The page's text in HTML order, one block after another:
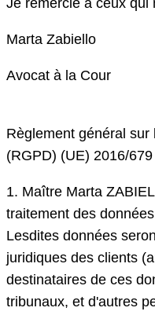
Je remercie à ceux qui
Marta Zabiello
Avocat à la Cour
Règlement général
(RGPD) (UE) 2016/679
1. Maître Marta
traitement des
Lesdites données
juridiques des clients
destinataires de ces
tribunaux, et d'autres